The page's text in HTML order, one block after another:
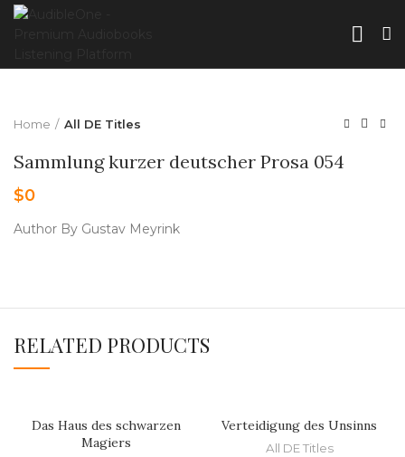
Home All DE Titles
Sammlung kurzer deutscher Prosa 054
$0
Author By Gustav Meyrink
RELATED PRODUCTS
Das Haus des schwarzen
Magiers
Verteidigung des Unsinns
All DE Titles